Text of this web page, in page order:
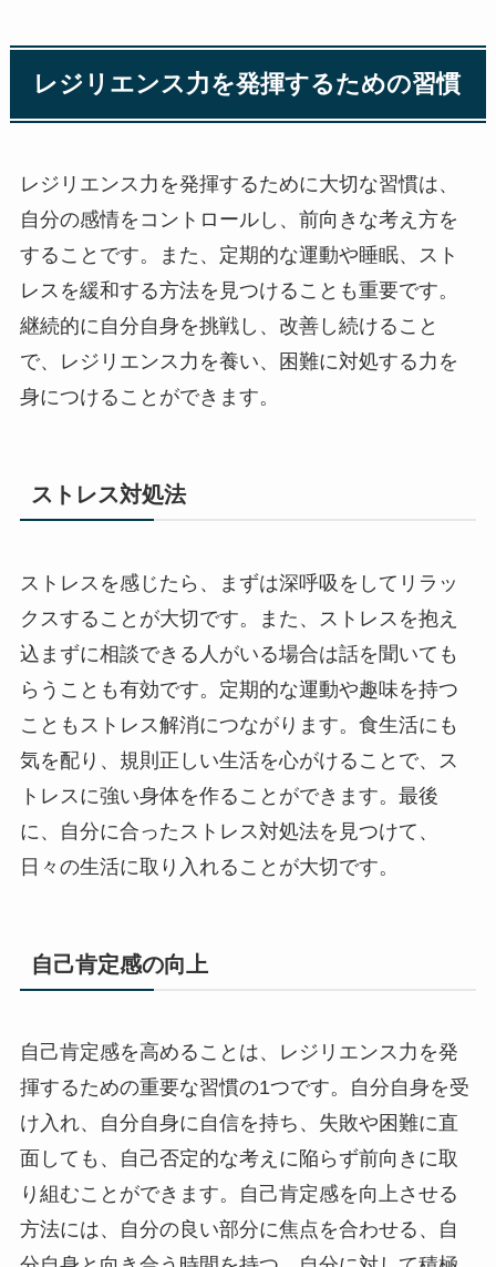
レジリエンス力を発揮するための習慣
レジリエンス力を発揮するために大切な習慣は、
自分の感情をコントロールし、前向きな考え方を
することです。また、定期的な運動や睡眠、スト
レスを緩和する方法を見つけることも重要です。
継続的に自分自身を挑戦し、改善し続けること
で、レジリエンス力を養い、困難に対処する力を
身につけることができます。
ストレス対処法
ストレスを感じたら、まずは深呼吸をしてリラッ
クスすることが大切です。また、ストレスを抱え
込まずに相談できる人がいる場合は話を聞いても
らうことも有効です。定期的な運動や趣味を持つ
こともストレス解消につながります。食生活にも
気を配り、規則正しい生活を心がけることで、ス
トレスに強い身体を作ることができます。最後
に、自分に合ったストレス対処法を見つけて、
日々の生活に取り入れることが大切です。
自己肯定感の向上
自己肯定感を高めることは、レジリエンス力を発
揮するための重要な習慣の1つです。自分自身を受
け入れ、自分自身に自信を持ち、失敗や困難に直
面しても、自己否定的な考えに陥らず前向きに取
り組むことができます。自己肯定感を向上させる
方法には、自分の良い部分に焦点を合わせる、自